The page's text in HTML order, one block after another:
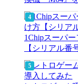
1Chipスーパ
【シリアル番